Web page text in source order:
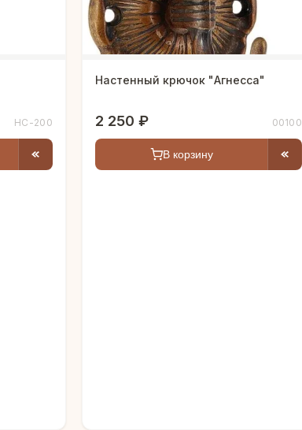
HC-200
Настенный крючок "Агнесса"
2 250 ₽ 00100
В корзину